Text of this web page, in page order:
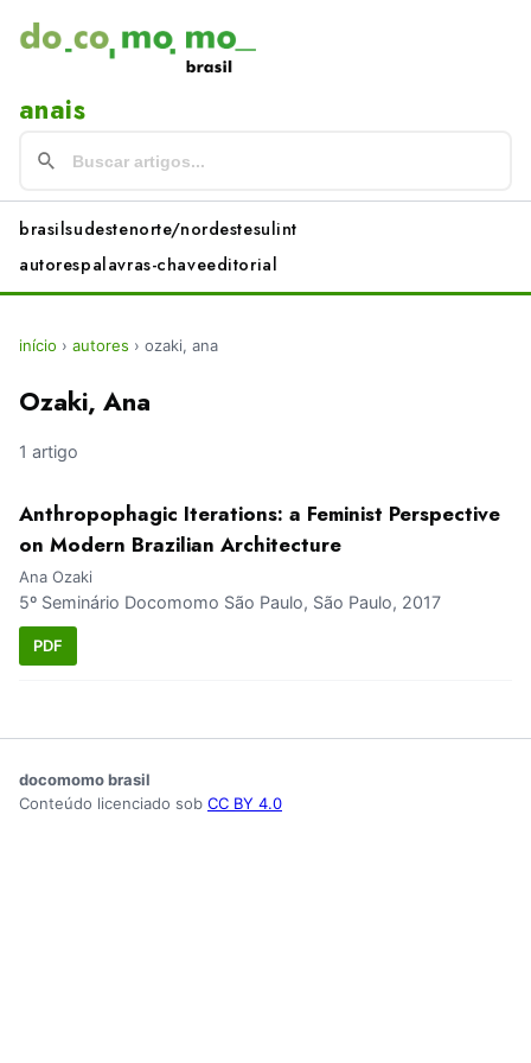
anais
brasilsudestenorte/nordestesulint
autorespalavras-chaveeditorial
início › autores › ozaki, ana
Ozaki, Ana
1 artigo
Anthropophagic Iterations: a Feminist Perspective
on Modern Brazilian Architecture
Ana Ozaki
5º Seminário Docomomo São Paulo, São Paulo, 2017
PDF
docomomo brasil
Conteúdo licenciado sob CC BY 4.0